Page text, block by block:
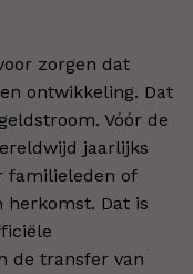
zorgen dat
ontwikkeling. Dat
Vóór de
jaarlijks
familieleden of
herkomst. Dat is
de transfer van